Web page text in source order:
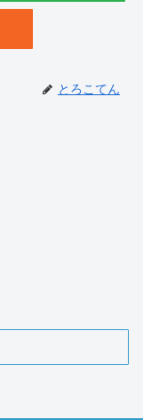
とろこてん